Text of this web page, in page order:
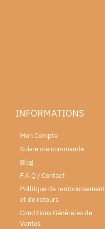
INFORMATIONS
Mon Compte
Suivre ma commande
Blog
F.A.Q / Contact
Politique de remboursement
et de retours
Conditions Générales de
Ventes